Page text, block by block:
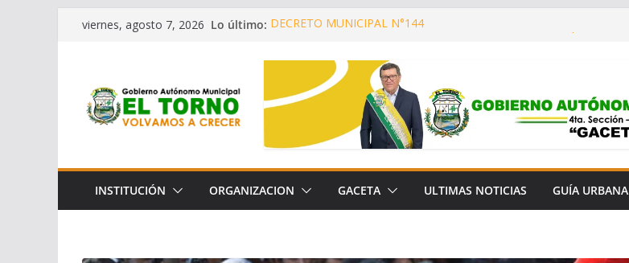
Saltarviernes, agosto 7, 2026 Lo último: DECRETO MUNICIPAL N°144
CONVENIO DE COOPERACIÓN CON LA FUNDACIÓN PARA
LA CONSERVACIÓN DEL BOSQUE CHIQUITANO (FCBC)
LEY AUTONÓMICA MUNICIPAL N° 657/2026
DECRETO MUNICIPAL N° 145
INSTITUCIÓN ORGANIZACION GACETA ULTIMAS NOTICIAS GUÍA URBANA